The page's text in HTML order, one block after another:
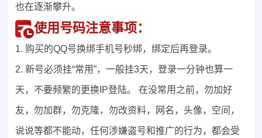
也在逐渐攀升。
使用号码注意事项：
1. 购买的QQ号换绑手机号秒绑，绑定后再登录。
2. 新号必须挂“常用”，一般挂3天，登录一分钟也算一
天，不要频繁的更换IP登陆。 在没常用之前，勿加好
友，勿加群，勿克隆，勿改资料，网名，头像，空间，
说说等都不能动，任何涉嫌盗号和推广的行为，都会受